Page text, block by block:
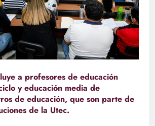
a profesores de educación
y educación media de
de educación, que son parte de
de la Utec.